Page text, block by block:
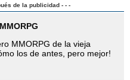
de la publicidad - - -
MMORPG de la vieja
los de antes, pero mejor!